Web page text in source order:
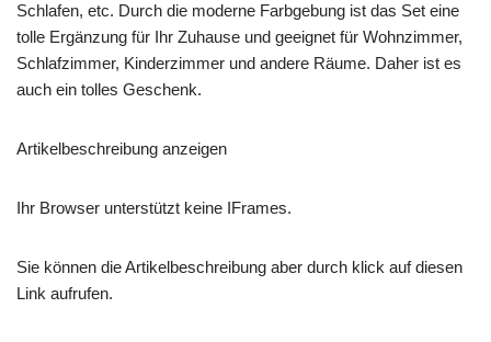
Schlafen, etc. Durch die moderne Farbgebung ist das Set eine
tolle Ergänzung für Ihr Zuhause und geeignet für Wohnzimmer,
Schlafzimmer, Kinderzimmer und andere Räume. Daher ist es
auch ein tolles Geschenk.
Artikelbeschreibung anzeigen
Ihr Browser unterstützt keine IFrames.
Sie können die Artikelbeschreibung aber durch klick auf diesen
Link aufrufen.